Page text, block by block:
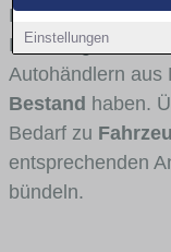
Einstellungen
Fahrertypen die
Fahrzeuge
Autohändlern aus
Bestand haben.
Bedarf zu
entsprechenden
bündeln.